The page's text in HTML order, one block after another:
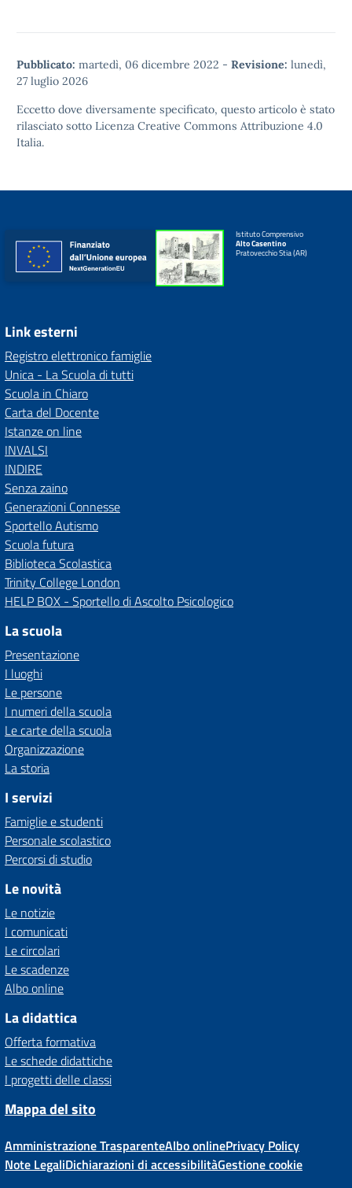
Pubblicato: martedì, 06 dicembre 2022 - Revisione: lunedì,
27 luglio 2026
Eccetto dove diversamente specificato, questo articolo è stato
rilasciato sotto Licenza Creative Commons Attribuzione 4.0
Italia.
Istituto Comprensivo
Alto Casentino
Pratovecchio Stia (AR)
Link esterni
Registro elettronico famiglie
Unica - La Scuola di tutti
Scuola in Chiaro
Carta del Docente
Istanze on line
INVALSI
INDIRE
Senza zaino
Generazioni Connesse
Sportello Autismo
Scuola futura
Biblioteca Scolastica
Trinity College London
HELP BOX - Sportello di Ascolto Psicologico
La scuola
Presentazione
I luoghi
Le persone
I numeri della scuola
Le carte della scuola
Organizzazione
La storia
I servizi
Famiglie e studenti
Personale scolastico
Percorsi di studio
Le novità
Le notizie
I comunicati
Le circolari
Le scadenze
Albo online
La didattica
Offerta formativa
Le schede didattiche
I progetti delle classi
Mappa del sito
Amministrazione TrasparenteAlbo onlinePrivacy Policy
Note LegaliDichiarazioni di accessibilitàGestione cookie